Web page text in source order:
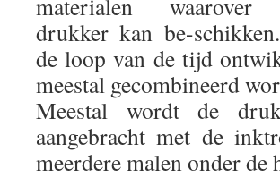
materialen
drukker kan be-
de loop van de tijd
meestal gecombineerd
Meestal wordt de
aangebracht met de
meerdere malen onder de